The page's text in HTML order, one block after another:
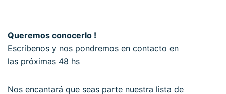
Queremos conocerlo !
Escríbenos y nos pondremos en contacto en
las próximas 48 hs
Nos encantará que seas parte nuestra lista de